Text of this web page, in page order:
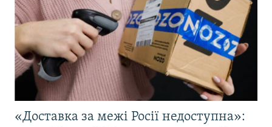
«Доставка за межі Росії недоступна»: